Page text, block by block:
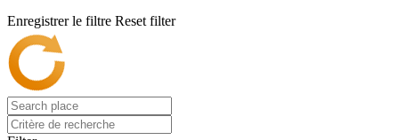
Enregistrer le filtre Reset filter